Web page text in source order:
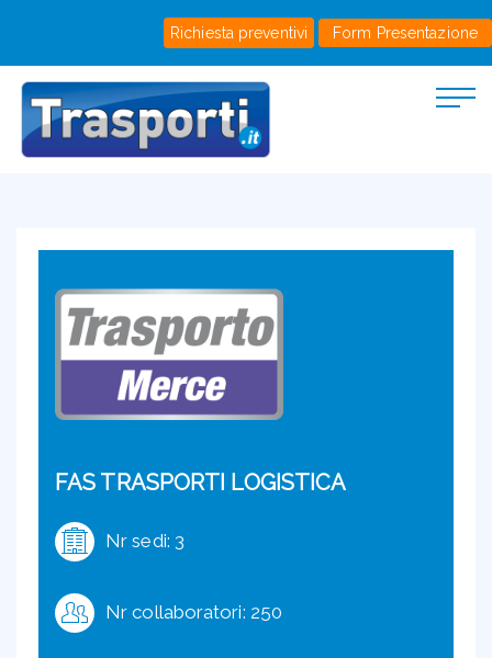
Richiesta preventivi Form Presentazione
FAS TRASPORTI LOGISTICA
Nr sedi: 3
Nr collaboratori: 250